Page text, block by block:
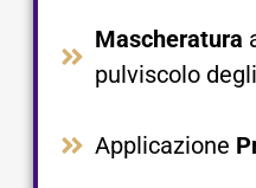
Mascheratura
pulviscolo
Applicazione